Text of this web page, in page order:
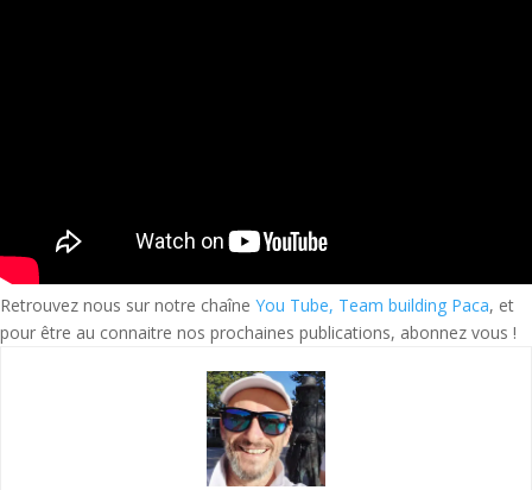
Retrouvez nous sur notre chaîne You Tube, Team building Paca, et
pour être au connaitre nos prochaines publications, abonnez vous !